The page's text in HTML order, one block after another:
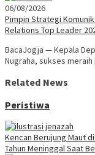
06/08/2026
Pimpin Strategi
Relations Top Leader
BacaJogja — Kepala
Nugraha, sukses
Related News
Peristiwa
Kencan Berujung Maut
Tahun Meninggal Saat